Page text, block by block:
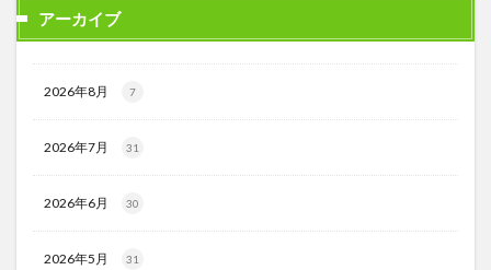
アーカイブ
2026年8月 7
2026年7月 31
2026年6月 30
2026年5月 31